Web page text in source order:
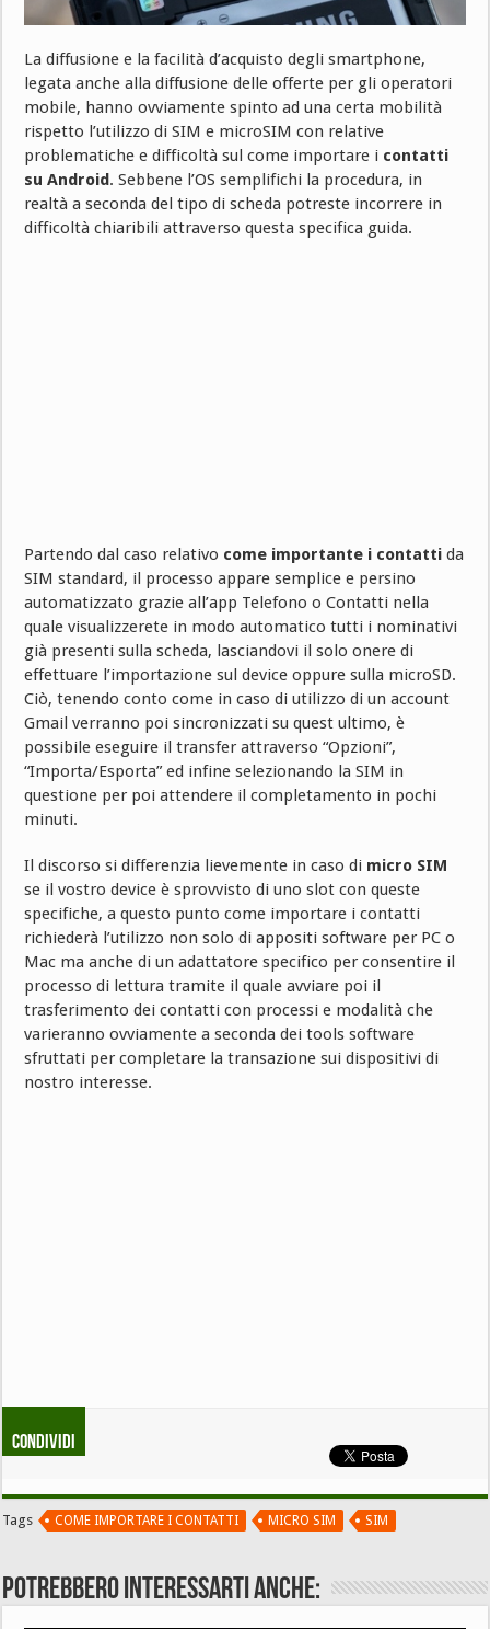
La diffusione e la facilità d’acquisto degli smartphone,
legata anche alla diffusione delle offerte per gli operatori
mobile, hanno ovviamente spinto ad una certa mobilità
rispetto l’utilizzo di SIM e microSIM con relative
problematiche e difficoltà sul come importare i contatti
su Android. Sebbene l’OS semplifichi la procedura, in
realtà a seconda del tipo di scheda potreste incorrere in
difficoltà chiaribili attraverso questa specifica guida.
Partendo dal caso relativo come importante i contatti da
SIM standard, il processo appare semplice e persino
automatizzato grazie all’app Telefono o Contatti nella
quale visualizzerete in modo automatico tutti i nominativi
già presenti sulla scheda, lasciandovi il solo onere di
effettuare l’importazione sul device oppure sulla microSD.
Ciò, tenendo conto come in caso di utilizzo di un account
Gmail verranno poi sincronizzati su quest ultimo, è
possibile eseguire il transfer attraverso “Opzioni”,
“Importa/Esporta” ed infine selezionando la SIM in
questione per poi attendere il completamento in pochi
minuti.
Il discorso si differenzia lievemente in caso di micro SIM
se il vostro device è sprovvisto di uno slot con queste
specifiche, a questo punto come importare i contatti
richiederà l’utilizzo non solo di appositi software per PC o
Mac ma anche di un adattatore specifico per consentire il
processo di lettura tramite il quale avviare poi il
trasferimento dei contatti con processi e modalità che
varieranno ovviamente a seconda dei tools software
sfruttati per completare la transazione sui dispositivi di
nostro interesse.
Condividi
Tags COME IMPORTARE I CONTATTI MICRO SIM SIM
Potrebbero interessarti anche: